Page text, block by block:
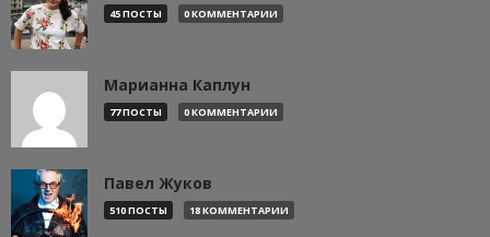
45 ПОСТЫ 0 КОММЕНТАРИИ
Марианна Каплун
77 ПОСТЫ 0 КОММЕНТАРИИ
Павел Жуков
510 ПОСТЫ 18 КОММЕНТАРИИ